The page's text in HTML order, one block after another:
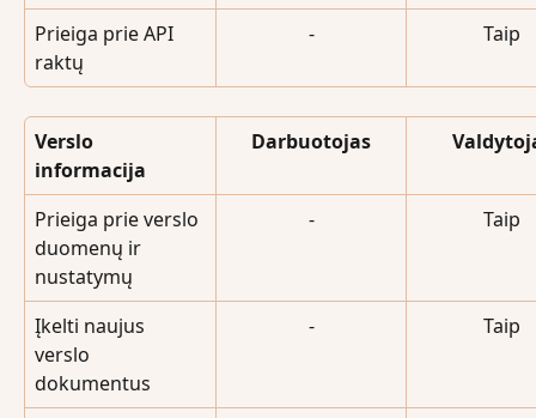
Prieiga prie API
raktų
- Taip
Verslo
informacija
Darbuotojas
Prieiga prie verslo
duomenų ir
nustatymų
- Taip
Įkelti naujus
verslo
dokumentus
- Taip